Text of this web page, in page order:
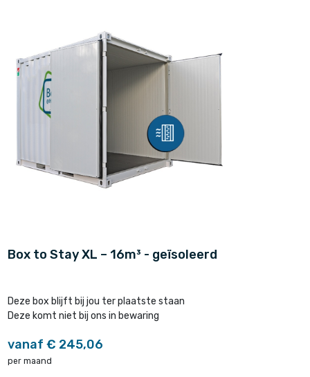
Box to Stay XL – 16m³ - geïsoleerd
Deze box blijft bij jou ter plaatste staan
Deze komt niet bij ons in bewaring
vanaf € 245,06
per maand